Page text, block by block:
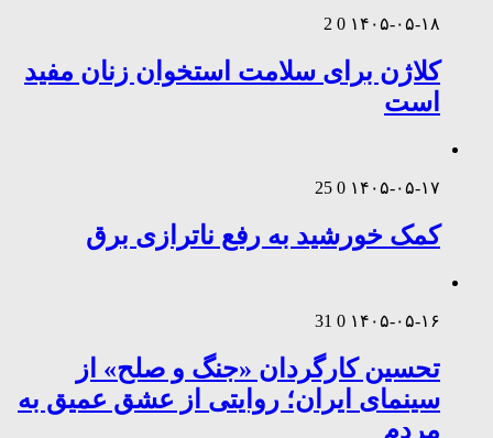
۱۴۰۵-۰۵-۱۸ 0
2
کلاژن برای سلامت استخوان زنان مفید
است
۱۴۰۵-۰۵-۱۷ 0
25
کمک خورشید به رفع ناترازی برق
۱۴۰۵-۰۵-۱۶ 0
31
تحسین کارگردان «جنگ و صلح» از
سینمای ایران؛ روایتی از عشق عمیق به
مردم